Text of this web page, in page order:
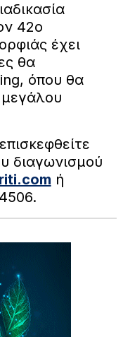
42ο
έχει
θα
όπου θα
μεγάλου
διαγωνισμού
ή